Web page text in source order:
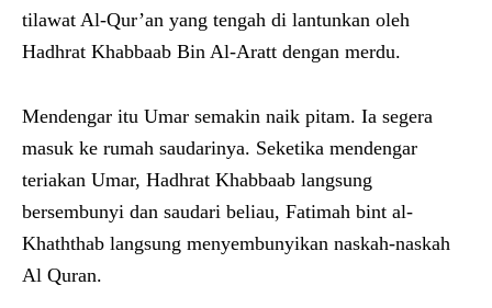
tilawat Al-Qur’an yang tengah di lantunkan oleh
Hadhrat Khabbaab Bin Al-Aratt dengan merdu.
Mendengar itu Umar semakin naik pitam. Ia segera
masuk ke rumah saudarinya. Seketika mendengar
teriakan Umar, Hadhrat Khabbaab langsung
bersembunyi dan saudari beliau, Fatimah bint al-
Khaththab langsung menyembunyikan naskah-naskah
Al Quran.